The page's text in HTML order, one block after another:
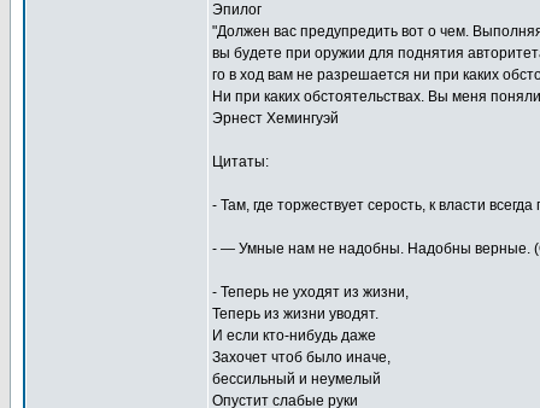
Эпилог
"Должен вас предупредить вот о чем.
вы будете при оружии для поднятия
го в ход вам не разрешается ни при каких
Ни при каких обстоятельствах. Вы меня
Эрнест Хемингуэй
Цитаты:
- Там, где торжествует серость, к власти
- — Умные нам не надобны. Надобны верные.
- Теперь не уходят из жизни,
Теперь из жизни уводят.
И если кто-нибудь даже
Захочет чтоб было иначе,
бессильный и неумелый
Опустит слабые руки